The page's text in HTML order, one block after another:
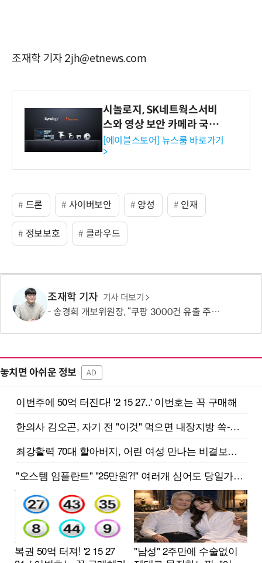
조재학 기자 2jh@etnews.com
시놀로지, SK네트웍스서비
스와 영상 보안 카메라 국내
독점 판매 파트너십 체결
[에이블스토어] 뉴스룸 바로가기
>
드론 사이버보안 양성 인재
정보보호 클라우드
조재학 기자 기사 더보기
송경희 개보위원장, “쿠팡 3000건 유출 주장 사실과 달라…엄정 처분할 것”
놓치면 아쉬운 정보 AD